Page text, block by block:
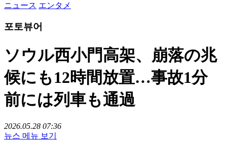
ニュース エンタメ
포토뷰어
ソウル西小門高架、崩落の兆
候にも12時間放置…事故1分
前には列車も通過
2026.05.28 07:36
뉴스 메뉴 보기